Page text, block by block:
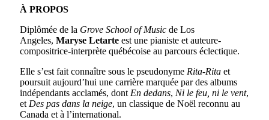
À PROPOS
Diplômée de la Grove School of Music de Los
Angeles, Maryse Letarte est une pianiste et auteure-
compositrice-interprète québécoise au parcours éclectique.
Elle s’est fait connaître sous le pseudonyme Rita-Rita et
poursuit aujourd’hui une carrière marquée par des albums
indépendants acclamés, dont En dedans, Ni le feu, ni le vent,
et Des pas dans la neige, un classique de Noël reconnu au
Canada et à l’international.